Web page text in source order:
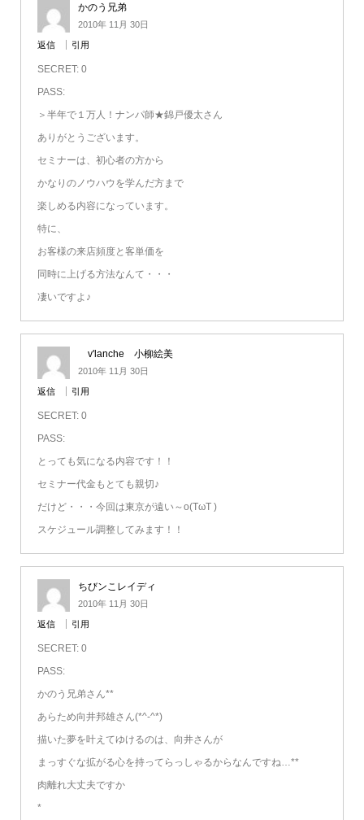
かのう兄弟
2010年 11月 30日
返信 引用
SECRET: 0
PASS:
＞半年で１万人！ナンパ師★錦戸優太さん
ありがとうございます。
セミナーは、初心者の方から
かなりのノウハウを学んだ方まで
楽しめる内容になっています。
特に、
お客様の来店頻度と客単価を
同時に上げる方法なんて・・・
凄いですよ♪
v'lanche 小柳絵美
2010年 11月 30日
返信 引用
SECRET: 0
PASS:
とっても気になる内容です！！
セミナー代金もとても親切♪
だけど・・・今回は東京が遠い～o(TωT )
スケジュール調整してみます！！
ちびンこレイディ
2010年 11月 30日
返信 引用
SECRET: 0
PASS:
かのう兄弟さん**
あらため向井邦雄さん(*^-^*)
描いた夢を叶えてゆけるのは、向井さんが
まっすぐな拡がる心を持ってらっしゃるからなんですね…**
肉離れ大丈夫ですか
*